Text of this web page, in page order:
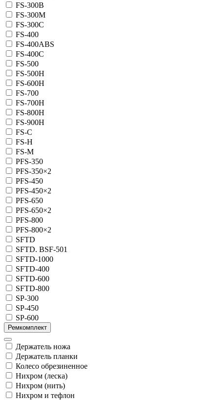
FS-300B
FS-300М
FS-300С
FS-400
FS-400ABS
FS-400С
FS-500
FS-500H
FS-600H
FS-700
FS-700H
FS-800H
FS-900H
FS-C
FS-H
FS-M
PFS-350
PFS-350×2
PFS-450
PFS-450×2
PFS-650
PFS-650×2
PFS-800
PFS-800×2
SFTD
SFTD. BSF-501
SFTD-1000
SFTD-400
SFTD-600
SFTD-800
SP-300
SP-450
SP-600
Ремкомплект
Держатель ножа
Держатель планки
Колесо обрезиненное
Нихром (леска)
Нихром (нить)
Нихром и тефлон